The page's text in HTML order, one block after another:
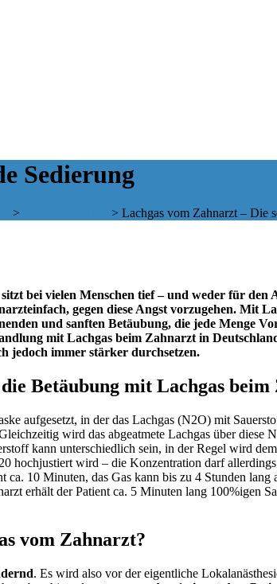
Sedierung
> > Lachgas vom Zahnarzt – Die
bei vielen Menschen tief – und weder für
einfach, gegen diese Angst vorzugehen. Mit
und sanften Betäubung, die jede Menge
mit Lachgas beim Zahnarzt in
jedoch immer stärker durchsetzen.
Betäubung mit Lachgas beim
aufgesetzt, in der das Lachgas (N2O) mit
wird das abgeatmete Lachgas über diese
kann unterschiedlich sein, in der Regel wird
hochjustiert wird – die Konzentration darf allerdings
ca. 10 Minuten, das Gas kann bis zu 4 Stunden lang
erhält der Patient ca. 5 Minuten lang 100%igen
vom Zahnarzt?
. Es wird also vor der eigentliche